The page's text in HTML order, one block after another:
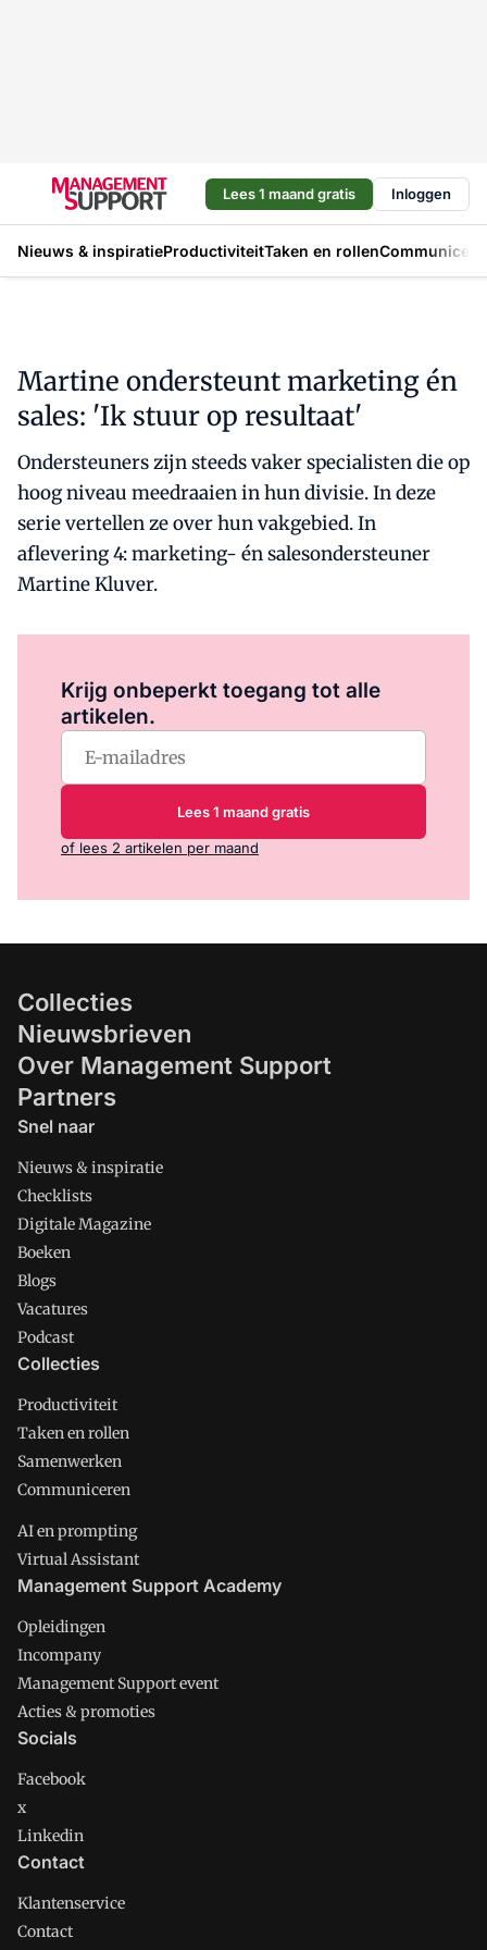
Lees 1 maand gratis Inloggen
Nieuws & inspiratieProductiviteitTaken en rollen
Martine ondersteunt marketing én
sales: 'Ik stuur op resultaat'
Ondersteuners zijn steeds vaker specialisten die op
hoog niveau meedraaien in hun divisie. In deze
serie vertellen ze over hun vakgebied. In
aflevering 4: marketing- én salesondersteuner
Martine Kluver.
Krijg onbeperkt toegang tot alle
artikelen.
Lees 1 maand gratis
of lees 2 artikelen per maand
Collecties
Nieuwsbrieven
Over Management Support
Partners
Snel naar
Nieuws & inspiratie
Checklists
Digitale Magazine
Boeken
Blogs
Vacatures
Podcast
Collecties
Productiviteit
Taken en rollen
Samenwerken
Communiceren
AI en prompting
Virtual Assistant
Management Support Academy
Opleidingen
Incompany
Management Support event
Acties & promoties
Socials
Facebook
x
Linkedin
Contact
Klantenservice
Contact